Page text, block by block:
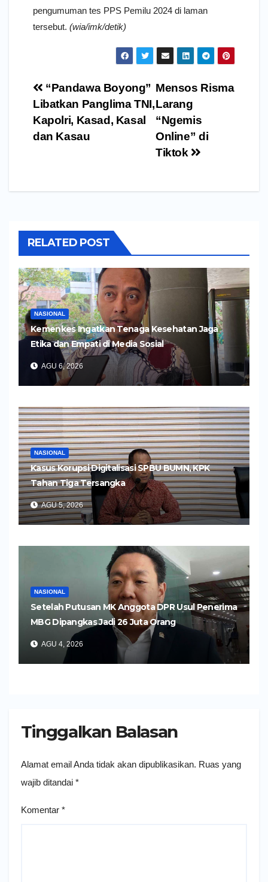
pengumuman tes PPS Pemilu 2024 di laman
tersebut. (wia/imk/detik)
Navigasi
pos
Mensos Risma
Larang
“Ngemis
Online” di
Tiktok
“Pandawa Boyong”
Libatkan Panglima TNI,
Kapolri, Kasad, Kasal
dan Kasau
RELATED POST
NASIONAL
Kemenkes Ingatkan Tenaga Kesehatan Jaga
Etika dan Empati di Media Sosial
AGU 6, 2026
NASIONAL
Kasus Korupsi Digitalisasi SPBU BUMN, KPK
Tahan Tiga Tersangka
AGU 5, 2026
NASIONAL
Setelah Putusan MK Anggota DPR Usul Penerima
MBG Dipangkas Jadi 26 Juta Orang
AGU 4, 2026
Tinggalkan Balasan
Alamat email Anda tidak akan dipublikasikan. Ruas yang
wajib ditandai *
Komentar *